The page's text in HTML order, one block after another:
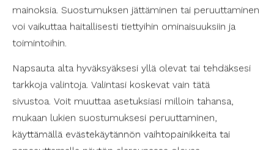
mainoksia. Suostumuksen jättäminen tai peruuttaminen
voi vaikuttaa haitallisesti tiettyihin ominaisuuksiin ja
toimintoihin.
Napsauta alta hyväksyäksesi yllä olevat tai tehdäksesi
tarkkoja valintoja. Valintasi koskevat vain tätä
sivustoa. Voit muuttaa asetuksiasi milloin tahansa,
mukaan lukien suostumuksesi peruuttaminen,
käyttämällä evästekäytännön vaihtopainikkeita tai
Kartoitamme avustustarpeesi
Käymme kanssasi läpi mitä avustaminen sinulle
tarkoittaa, mitä se sisältää sekä minkälaista avustajaa
etsit.